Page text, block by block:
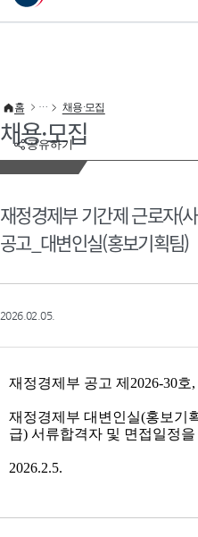
이 누리집은 대한민국 공식 전자정부 누리집
공유하기
홈 채용·모집
채용·모집
재정경제부 기간제 근로자(
공고_대변인실(홍보기획팀)
2026.02.05.